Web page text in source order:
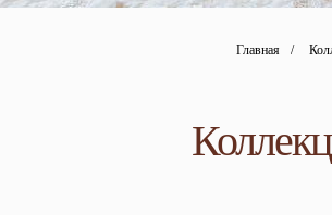
Главная /